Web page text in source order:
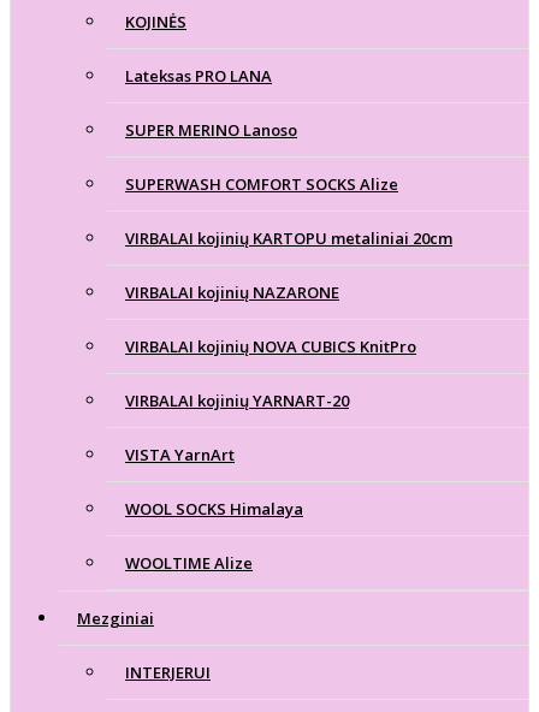
KOJINĖS
Lateksas PRO LANA
SUPER MERINO Lanoso
SUPERWASH COMFORT SOCKS Alize
VIRBALAI kojinių KARTOPU metaliniai 20cm
VIRBALAI kojinių NAZARONE
VIRBALAI kojinių NOVA CUBICS KnitPro
VIRBALAI kojinių YARNART-20
VISTA YarnArt
WOOL SOCKS Himalaya
WOOLTIME Alize
Mezginiai
INTERJERUI